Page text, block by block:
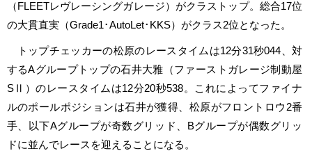
（FLEETレヴレーシングガレージ）がクラストップ。総合17位
の大貫直実（Grade1･AutoLet･KKS）がクラス2位となった。
トップチェッカーの松原のレースタイムは12分31秒044、対
するAグループトップの石井大雅（ファーストガレージ制動屋
SⅡ）のレースタイムは12分20秒538。これによってファイナ
ルのポールポジションは石井が獲得、松原がフロントロウ2番
手、以下Aグループが奇数グリッド、Bグループが偶数グリッ
ドに並んでレースを迎えることになる。